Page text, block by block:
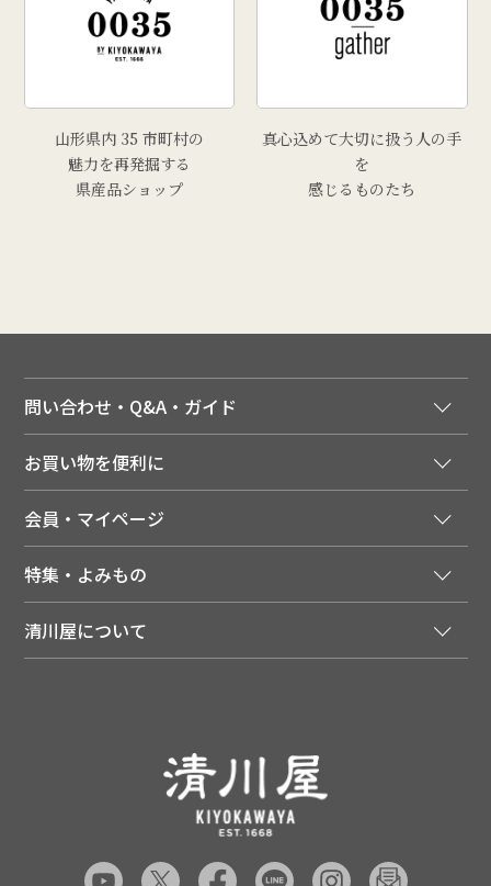
山形県内 35 市町村の
魅力を再発掘する
県産品ショップ
真心込めて大切に扱う人の手
を
感じるものたち
問い合わせ・Q&A・ガイド
ご利用ガイド
領収書について
送料について
配達日について
返品について
よくあるご質問（FAQ）
あんしんの品質保証について（産直品）
品質保証について（通常品）
お買い物を便利に
季節のカタログを無料でお届け
店舗・ECポイント共通アプリ
LINEお友だち登録
会員・マイページ
会員特典について
注文履歴
特集・よみもの
メディア掲載商品
清川屋のレビューを見る
清川屋について